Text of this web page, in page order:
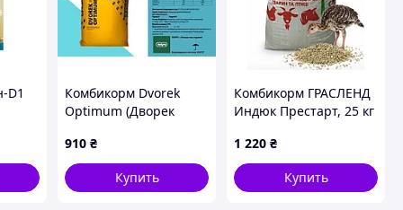
D1
Комбикорм Dvorek
Optimum (Дворек
для бройлеров и
других птиц, 25 кг (*)
910 ₴
Купить
Комбикорм ГРАСЛЕНД
Индюк Престарт, 25 кг
1 220 ₴
Купить